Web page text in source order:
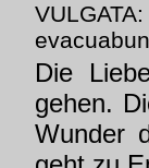
Die
gehen.
Wunder